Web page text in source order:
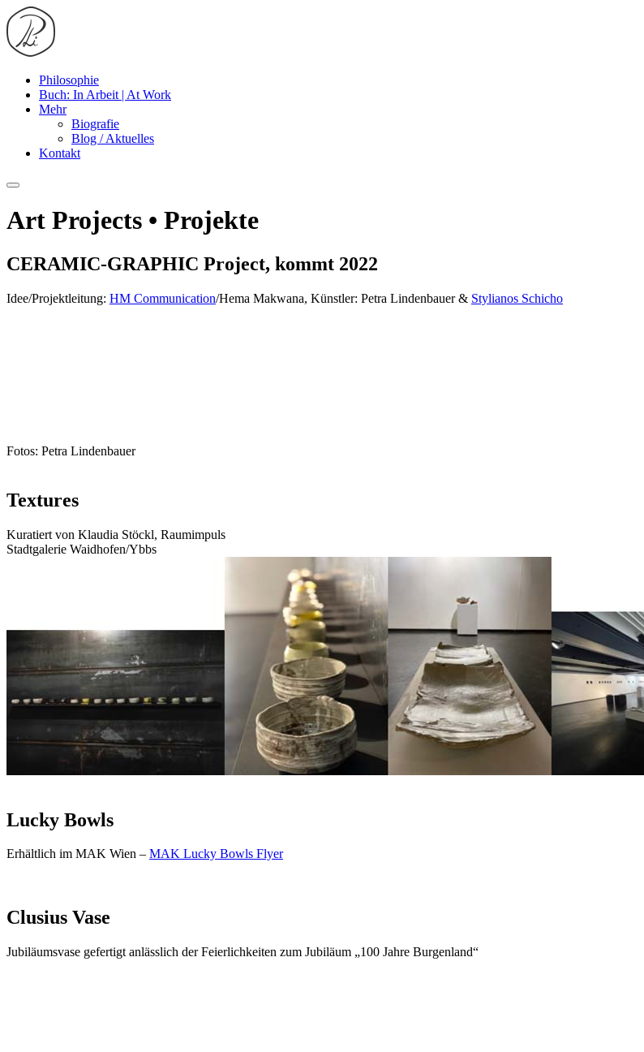
Philosophie
Buch: In Arbeit | At Work
Mehr
Biografie
Blog / Aktuelles
Kontakt
Art Projects • Projekte
CERAMIC-GRAPHIC Project, kommt 2022
Idee/Projektleitung: HM Communication/Hema Makwana, Künstler: Petra Lindenbauer & Stylianos Schicho
Fotos: Petra Lindenbauer
Textures
Kuratiert von Klaudia Stöckl, Raumimpuls
Stadtgalerie Waidhofen/Ybbs
Lucky Bowls
Erhältlich im MAK Wien – MAK Lucky Bowls Flyer
Clusius Vase
Jubiläumsvase gefertigt anlässlich der Feierlichkeiten zum Jubiläum „100 Jahre Burgenland“